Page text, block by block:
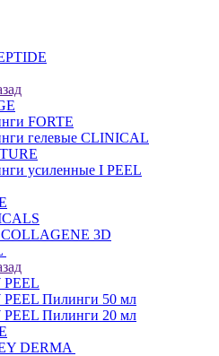
FORTE
гелевые CLINICAL
усиленные I PEEL
3D
PEEL
PEEL Пилинги 50 мл
PEEL Пилинги 20 мл
DERMA